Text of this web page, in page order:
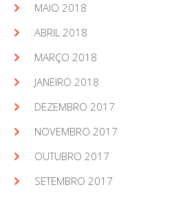
MAIO 2018
ABRIL 2018
MARÇO 2018
JANEIRO 2018
DEZEMBRO 2017
NOVEMBRO 2017
OUTUBRO 2017
SETEMBRO 2017